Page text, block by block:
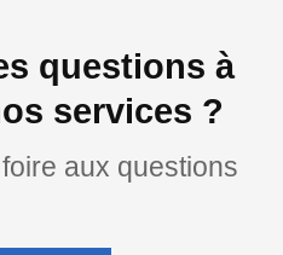
questions à
services ?
aux questions